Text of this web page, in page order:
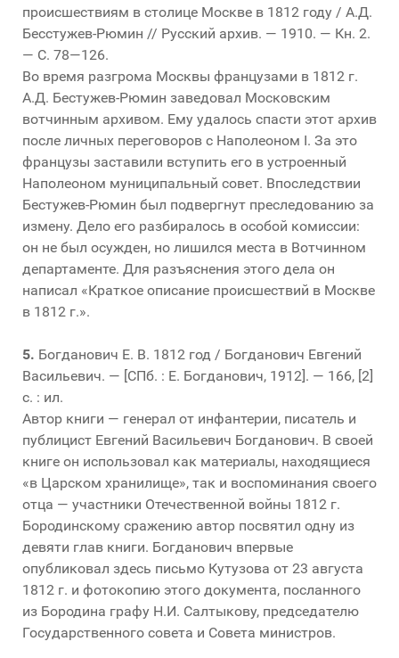
происшествиям в столице Москве в 1812 году / А.Д.
Бесстужев-Рюмин // Русский архив. — 1910. — Кн. 2.
— С. 78—126.
Во время разгрома Москвы французами в 1812 г.
А.Д. Бестужев-Рюмин заведовал Московским
вотчинным архивом. Ему удалось спасти этот архив
после личных переговоров с Наполеоном I. За это
французы заставили вступить его в устроенный
Наполеоном муниципальный совет. Впоследствии
Бестужев-Рюмин был подвергнут преследованию за
измену. Дело его разбиралось в особой комиссии:
он не был осужден, но лишился места в Вотчинном
департаменте. Для разъяснения этого дела он
написал «Краткое описание происшествий в Москве
в 1812 г.».
5. Богданович Е. В. 1812 год / Богданович Евгений
Васильевич. — [СПб. : Е. Богданович, 1912]. — 166, [2]
с. : ил.
Автор книги — генерал от инфантерии, писатель и
публицист Евгений Васильевич Богданович. В своей
книге он использовал как материалы, находящиеся
«в Царском хранилище», так и воспоминания своего
отца — участники Отечественной войны 1812 г.
Бородинскому сражению автор посвятил одну из
девяти глав книги. Богданович впервые
опубликовал здесь письмо Кутузова от 23 августа
1812 г. и фотокопию этого документа, посланного
из Бородина графу Н.И. Салтыкову, председателю
Государственного совета и Совета министров.